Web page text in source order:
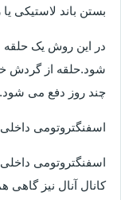
بستن باند لاستیکی یا
در این روش یک حلقه
شود.حلقه از گردش
چند روز دفع می شود.
اسفنگتروتومی
اسفنگتروتومی
کانال آنال نیز گاهی